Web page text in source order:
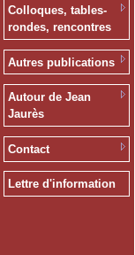
Colloques, tables-
rondes, rencontres
Autres publications
Autour de Jean
Jaurès
Contact
Lettre d'information